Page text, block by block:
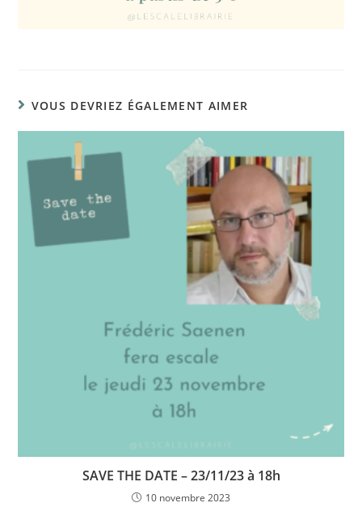
VOUS DEVRIEZ ÉGALEMENT AIMER
SAVE THE DATE – 23/11/23 à 18h
10 novembre 2023